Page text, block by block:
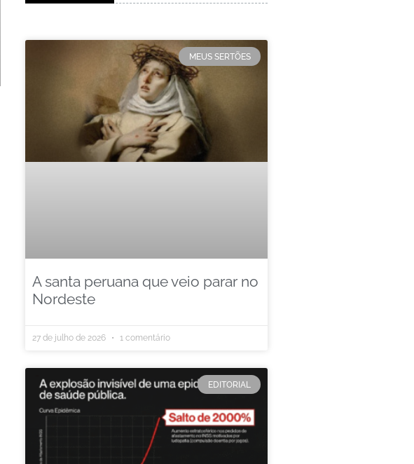
MEUS SERTÕES
A santa peruana que veio parar no
Nordeste
27 de julho de 2026 1 comentário
EDITORIAL